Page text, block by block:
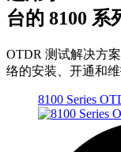
台的 8100 系
OTDR 测试解决方
络的安装、开通和维
8100 Series